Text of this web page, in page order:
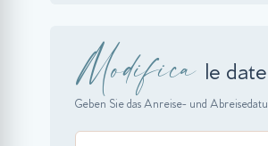
Modifica le
Geben Sie das Anreise- und